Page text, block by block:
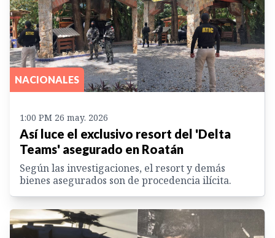
NACIONALES
1:00 PM 26 may. 2026
Así luce el exclusivo resort del 'Delta
Teams' asegurado en Roatán
Según las investigaciones, el resort y demás
bienes asegurados son de procedencia ilícita.